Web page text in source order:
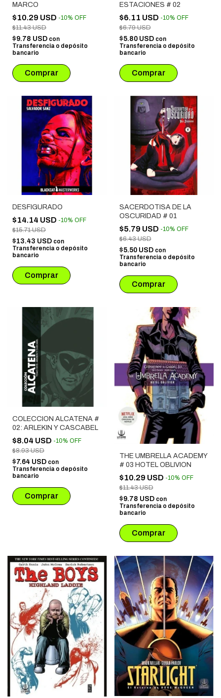
MARCO
$10.29 USD -10% OFF
$11.43 USD
$9.78 USD con
Transferencia o depósito
bancario
ESTACIONES # 02
$6.11 USD -10% OFF
$6.79 USD
$5.80 USD con
Transferencia o depósito
bancario
DESFIGURADO
$14.14 USD -10% OFF
$15.71 USD
$13.43 USD con
Transferencia o depósito
bancario
SACERDOTISA DE LA
OSCURIDAD # 01
$5.79 USD -10% OFF
$6.43 USD
$5.50 USD con
Transferencia o depósito
bancario
COLECCION ALCATENA #
02: ARLEKIN Y CASCABEL
$8.04 USD -10% OFF
$8.93 USD
$7.64 USD con
Transferencia o depósito
bancario
THE UMBRELLA ACADEMY
# 03 HOTEL OBLIVION
$10.29 USD -10% OFF
$11.43 USD
$9.78 USD con
Transferencia o depósito
bancario